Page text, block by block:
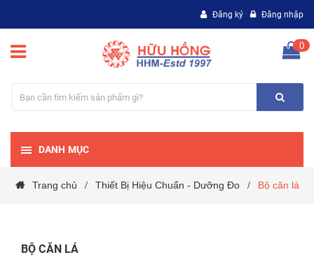
Đăng ký Đăng nhập
0
DANH MỤC
Trang chủ / Thiết Bị Hiệu Chuẩn - Dưỡng Đo / Bộ căn lá
BỘ CĂN LÁ